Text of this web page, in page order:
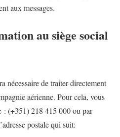
aux messages.
au siège social
nécessaire de traiter directement
aérienne. Pour cela, vous
: (+351) 218 415 000 ou par
postale qui suit: